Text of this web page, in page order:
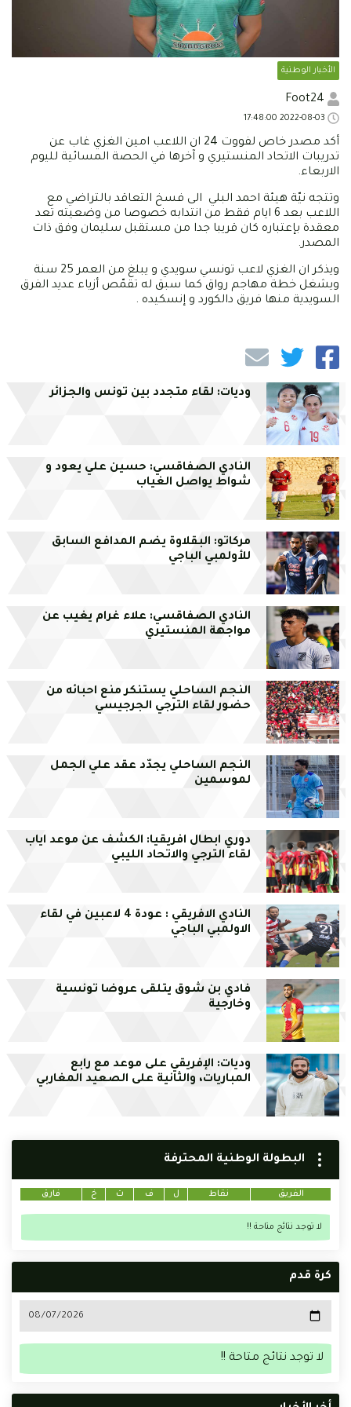
الأخبار الوطنية
أكد مصدر خاص لفووت 24 ان اللاعب امين الغزي غاب عن
تدريبات الاتحاد المنستيري و آخرها في الحصة المسائية لليوم
الاربعاء.
وتتجه نيّة هيئة احمد البلي الى فسخ التعاقد بالتراضي مع
اللاعب بعد 6 ايام فقط من انتدابه خصوصا من وضعيته تعد
معقدة بإعتباره كان قريبا جدا من مستقبل سليمان وفق ذات
المصدر.
ويذكر ان الغزي لاعب تونسي سويدي و يبلغ من العمر 25 سنة
ويشغل خطة مهاجم رواق كما سبق له تقمّص أزياء عديد الفرق
السويدية منها فريق دالكورد و إنسكيده .
وديات: لقاء متجدد بين تونس والجزائر
النادي الصفاقسي: حسين علي يعود و
شواط يواصل الغياب
مركاتو: البقلاوة يضم المدافع السابق
للأولمبي الباجي
النادي الصفاقسي: علاء غرام يغيب عن
مواجهة المنستيري
النجم الساحلي يستنكر منع احبائه من
حضور لقاء الترجي الجرجيسي
النجم الساحلي يجدّد عقد علي الجمل
لموسمين
دوري ابطال افريقيا: الكشف عن موعد اياب
لقاء الترجي والاتحاد الليبي
النادي الافريقي : عودة 4 لاعبين في لقاء
الاولمبي الباجي
فادي بن شوق يتلقى عروضا تونسية
وخارجية
وديات: الإفريقي على موعد مع رابع
المباريات، والثانية على الصعيد المغاربي
البطولة الوطنية المحترفة
الفريق نقاط ل ف ت خ فارق
لا توجد نتائج متاحة !!
كرة قدم
لا توجد نتائج متاحة !!